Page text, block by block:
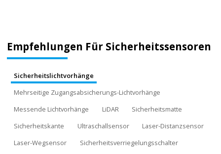
Empfehlungen Für Sicherheitssensoren
Sicherheitslichtvorhänge
Mehrseitige Zugangsabsicherungs-Lichtvorhänge
Messende Lichtvorhänge
LiDAR
Sicherheitsmatte
Sicherheitskante
Ultraschallsensor
Laser-Distanzsensor
Laser-Wegsensor
Sicherheitsverriegelungsschalter